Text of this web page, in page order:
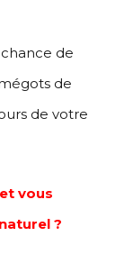
chance de
de
de votre
vous
?